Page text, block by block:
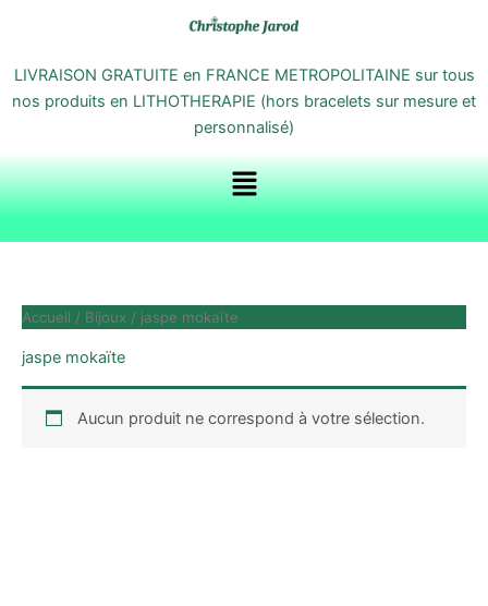
contenu
LIVRAISON GRATUITE en FRANCE METROPOLITAINE sur tous
nos produits en LITHOTHERAPIE (hors bracelets sur mesure et
personnalisé)
Menu
Accueil / Bijoux / jaspe mokaïte
jaspe mokaïte
Aucun produit ne correspond à votre sélection.